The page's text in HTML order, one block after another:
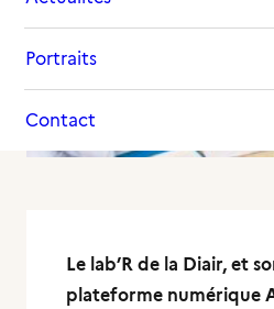
Portraits
Contact
Le lab’R de la Diair, et
plateforme numérique